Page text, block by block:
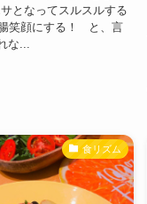
となってスルスルする
笑顔にする！ と、言
な...
食リズム